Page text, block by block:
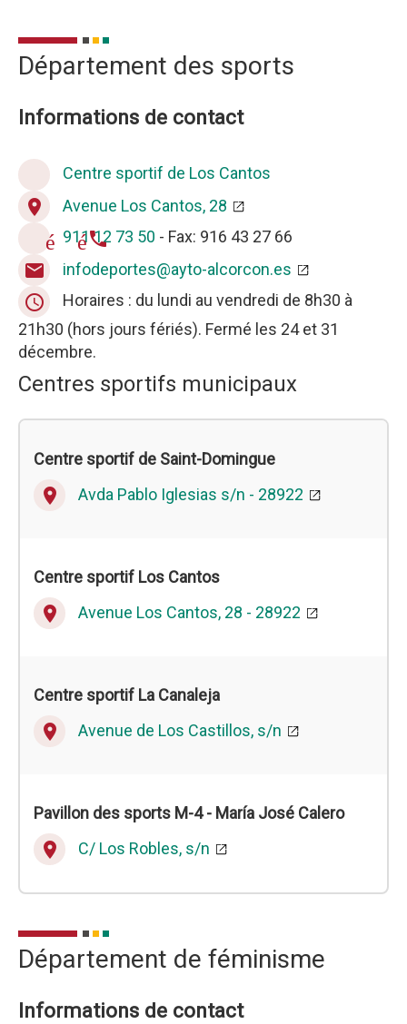
Département des sports
Informations de contact
accueil
Centre sportif de Los Cantos
place Avenue Los Cantos, 28
téléphone
911 12 73 50 - Fax: 916 43 27 66
email infodeportes@ayto-alcorcon.es
query_builder
Horaires : du lundi au vendredi de 8h30 à
21h30 (hors jours fériés). Fermé les 24 et 31
décembre.
Centres sportifs municipaux
Centre sportif de Saint-Domingue
place Avda Pablo Iglesias s/n - 28922
Centre sportif Los Cantos
place Avenue Los Cantos, 28 - 28922
Centre sportif La Canaleja
place Avenue de Los Castillos, s/n
Pavillon des sports M-4 - María José Calero
place C/ Los Robles, s/n
Département de féminisme
Informations de contact